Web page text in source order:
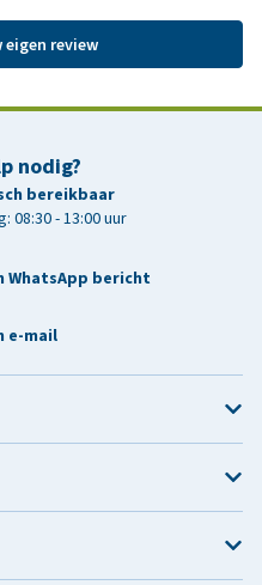
review
nodig?
bereikbaar
08:30 - 13:00 uur
WhatsApp bericht
e-mail